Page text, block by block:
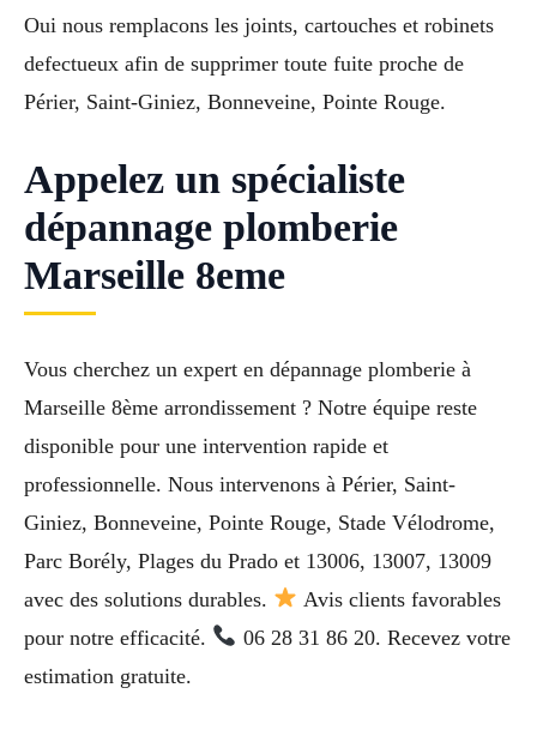
Oui nous remplacons les joints, cartouches et robinets
defectueux afin de supprimer toute fuite proche de
Périer, Saint-Giniez, Bonneveine, Pointe Rouge.
Appelez un spécialiste
dépannage plomberie
Marseille 8eme
Vous cherchez un expert en dépannage plomberie à
Marseille 8ème arrondissement ? Notre équipe reste
disponible pour une intervention rapide et
professionnelle. Nous intervenons à Périer, Saint-
Giniez, Bonneveine, Pointe Rouge, Stade Vélodrome,
Parc Borély, Plages du Prado et 13006, 13007, 13009
avec des solutions durables.
Avis clients favorables
pour notre efficacité.
06 28 31 86 20. Recevez votre
estimation gratuite.